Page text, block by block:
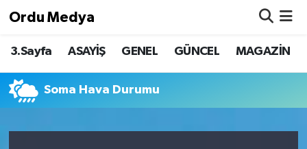
Ordu Medya
3.Sayfa ASAYİŞ GENEL GÜNCEL MAGAZİN
Soma Hava Durumu
ASAYİŞ
Basketbol
Nöbetçi Eczaneler
Hava Durumu